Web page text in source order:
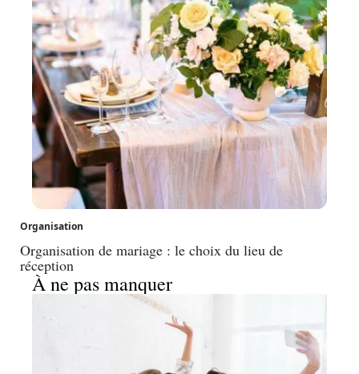
Organisation
Organisation de mariage : le choix du lieu de
réception
À ne pas manquer